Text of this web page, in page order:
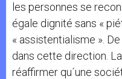
les personnes se
égale dignité sans «
« assistentialisme ».
dans cette direction.
réaffirmer qu´une